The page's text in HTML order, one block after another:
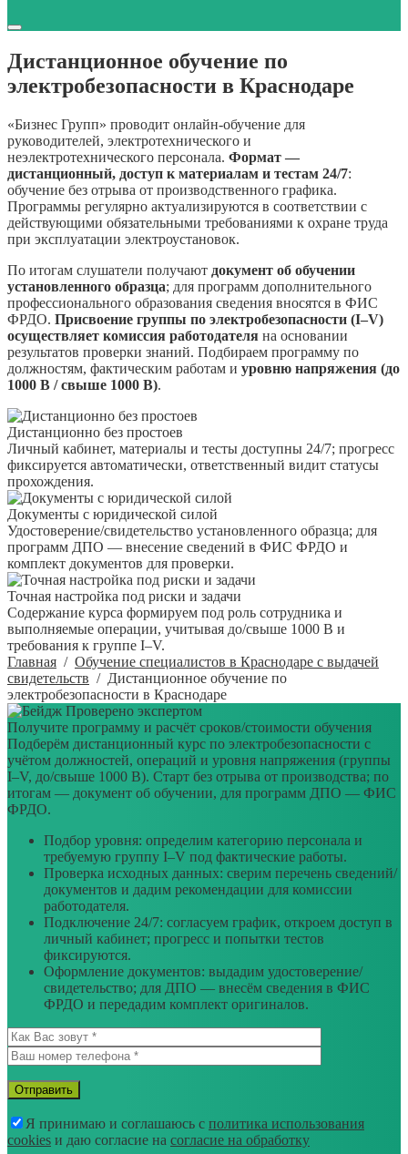
Дистанционное обучение по
электробезопасности в Краснодаре
«Бизнес Групп» проводит онлайн-обучение для
руководителей, электротехнического и
неэлектротехнического персонала. Формат —
дистанционный, доступ к материалам и тестам 24/7:
обучение без отрыва от производственного графика.
Программы регулярно актуализируются в соответствии с
действующими обязательными требованиями к охране труда
при эксплуатации электроустановок.
По итогам слушатели получают документ об обучении
установленного образца; для программ дополнительного
профессионального образования сведения вносятся в ФИС
ФРДО. Присвоение группы по электробезопасности (I–V)
осуществляет комиссия работодателя на основании
результатов проверки знаний. Подбираем программу по
должностям, фактическим работам и уровню напряжения (до
1000 В / свыше 1000 В).
Дистанционно без простоев
Личный кабинет, материалы и тесты доступны 24/7; прогресс
фиксируется автоматически, ответственный видит статусы
прохождения.
Документы с юридической силой
Удостоверение/свидетельство установленного образца; для
программ ДПО — внесение сведений в ФИС ФРДО и
комплект документов для проверки.
Точная настройка под риски и задачи
Содержание курса формируем под роль сотрудника и
выполняемые операции, учитывая до/свыше 1000 В и
требования к группе I–V.
Главная / Обучение специалистов в Краснодаре с выдачей
свидетельств / Дистанционное обучение по
электробезопасности в Краснодаре
Проверено экспертом
Получите программу и расчёт сроков/стоимости обучения
Подберём дистанционный курс по электробезопасности с
учётом должностей, операций и уровня напряжения (группы
I–V, до/свыше 1000 В). Старт без отрыва от производства; по
итогам — документ об обучении, для программ ДПО — ФИС
ФРДО.
Подбор уровня: определим категорию персонала и
требуемую группу I–V под фактические работы.
Проверка исходных данных: сверим перечень сведений/
документов и дадим рекомендации для комиссии
работодателя.
Подключение 24/7: согласуем график, откроем доступ в
личный кабинет; прогресс и попытки тестов
фиксируются.
Оформление документов: выдадим удостоверение/
свидетельство; для ДПО — внесём сведения в ФИС
ФРДО и передадим комплект оригиналов.
Я принимаю и соглашаюсь с политика использования
cookies и даю согласие на согласие на обработку